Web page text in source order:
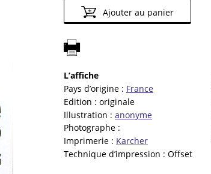
Ajouter au panier
L’affiche
Pays d’origine : France
Edition : originale
Illustration : anonyme
Photographe :
Imprimerie : Karcher
Technique d’impression : Offset